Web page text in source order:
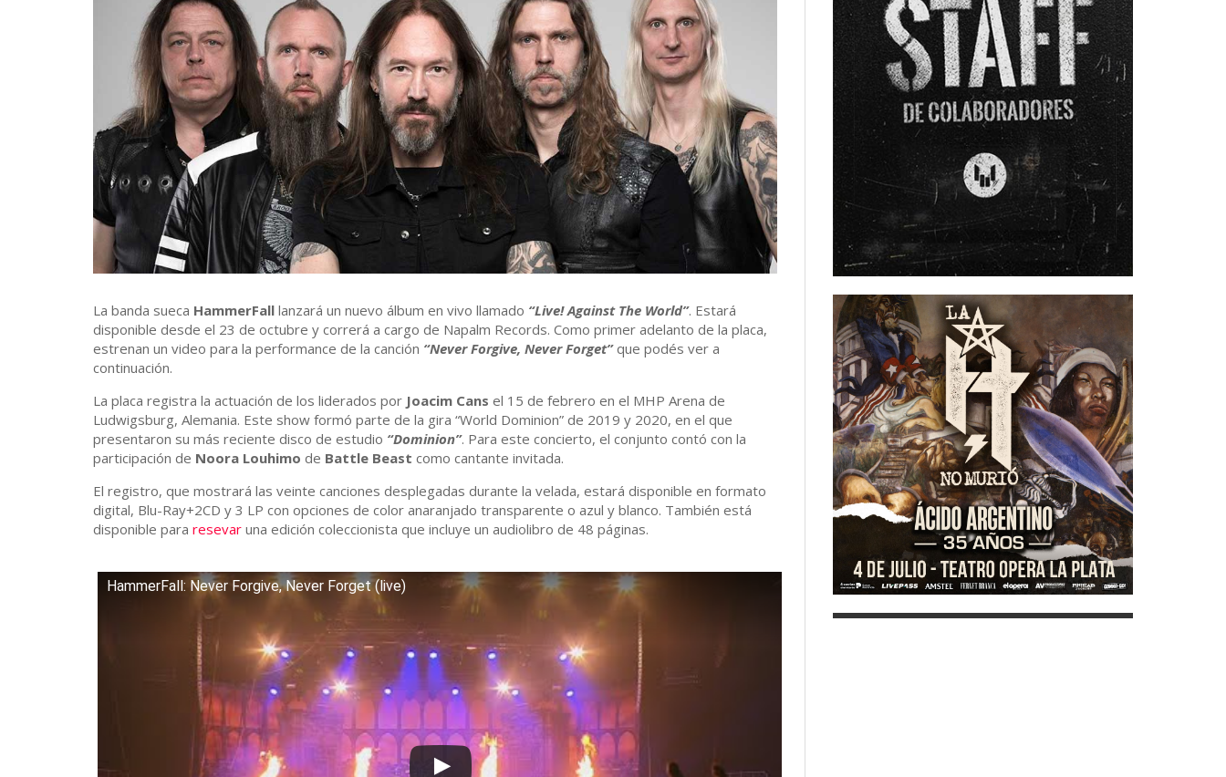
La banda sueca HammerFall lanzará un nuevo álbum en vivo llamado “Live! Against The World”. Estará
disponible desde el 23 de octubre y correrá a cargo de Napalm Records. Como primer adelanto de la placa,
estrenan un video para la performance de la canción “Never Forgive, Never Forget”que podés ver a
continuación.
La placa registra la actuación de los liderados por Joacim Cans el 15 de febrero en el MHP Arena de
Ludwigsburg, Alemania. Este show formó parte de la gira “World Dominion” de 2019 y 2020, en el que
presentaron su más reciente disco de estudio “Dominion”. Para este concierto, el conjunto contó con la
participación de Noora Louhimo de Battle Beast como cantante invitada.
El registro, que mostrará las veinte canciones desplegadas durante la velada, estará disponible en formato
digital, Blu-Ray+2CD y 3 LP con opciones de color anaranjado transparente o azul y blanco. También está
disponible para resevar una edición coleccionista que incluye un audiolibro de 48 páginas.
HammerFall: Never Forgive, Never Forget (live)